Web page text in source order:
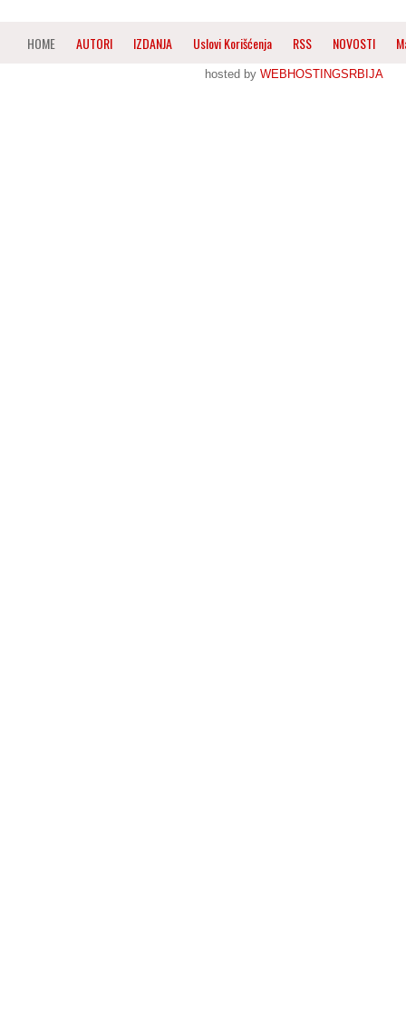
HOME AUTORI IZDANJA Uslovi Korišćenja RSS NOVOSTI
hosted by WEBHOSTINGSRBIJA